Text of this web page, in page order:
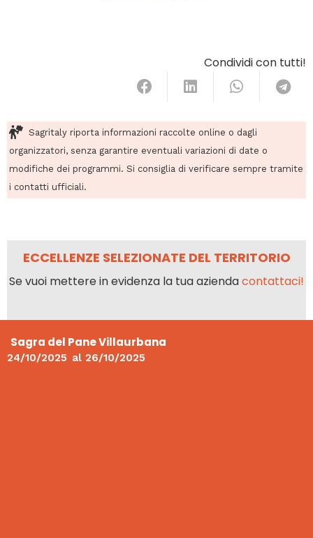
Condividi con tutti!
Sagritaly riporta informazioni raccolte online o dagli
organizzatori, senza garantire eventuali variazioni di date o
modifiche dei programmi. Si consiglia di verificare sempre tramite
i contatti ufficiali.
ECCELLENZE SELEZIONATE DEL TERRITORIO
Se vuoi mettere in evidenza la tua aziendacontattaci!
Sagra del Pane Villaurbana
24/10/2025 al 26/10/2025